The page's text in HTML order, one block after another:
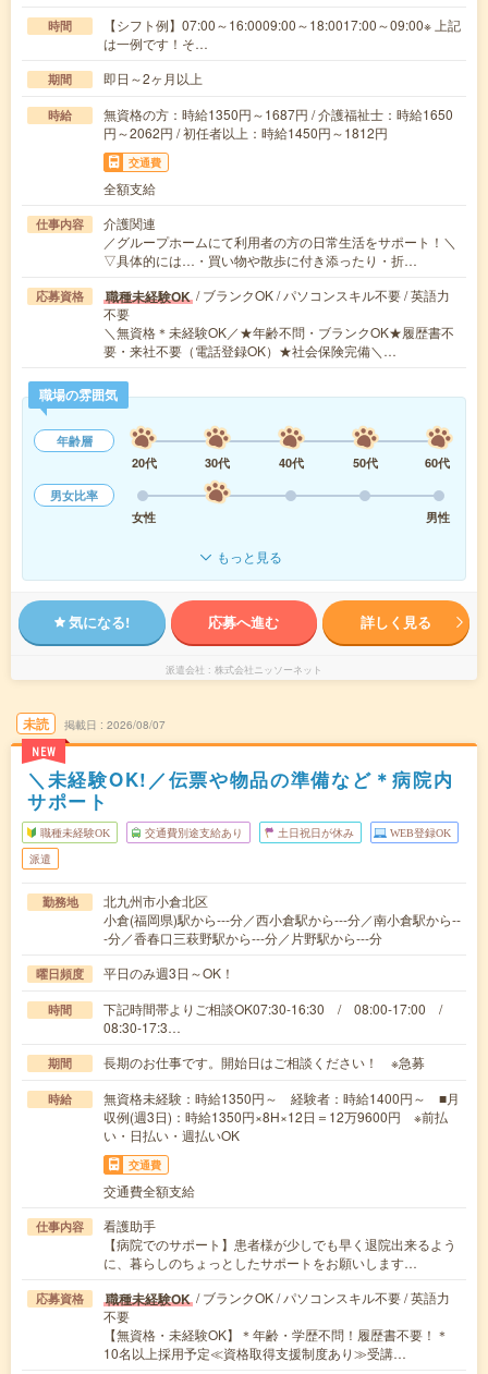
時間
【シフト例】07:00～16:0009:00～18:0017:00～09:00※ 上記
は一例です！そ…
期間 即日～2ヶ月以上
時給
無資格の方：時給1350円～1687円 / 介護福祉士：時給1650
円～2062円 / 初任者以上：時給1450円～1812円
交通費
全額支給
仕事内容
介護関連
／グループホームにて利用者の方の日常生活をサポート！＼
▽具体的には…・買い物や散歩に付き添ったり・折…
応募資格 職種未経験OK / ブランクOK / パソコンスキル不要 / 英語力
不要
＼無資格＊未経験OK／★年齢不問・ブランクOK★履歴書不
要・来社不要（電話登録OK）★社会保険完備＼…
職場の雰囲気
年齢層
20代
30代 40代 50代
60代
男女比率
女性
男性
もっと見る
気になる! 応募へ進む 詳しく見る
派遣会社 株式会社ニッソーネット
未読
NEW
掲載日 2026/08/07
＼未経験OK!／伝票や物品の準備など＊病院内
サポート
職種未経験OK 交通費別途支給あり 土日祝日が休み WEB登録OK
派遣
勤務地
北九州市小倉北区
小倉(福岡県)駅から---分／西小倉駅から---分／南小倉駅から--
-分／香春口三萩野駅から---分／片野駅から---分
曜日頻度 平日のみ週3日～OK！
時間
下記時間帯よりご相談OK07:30-16:30 / 08:00-17:00 /
08:30-17:3…
期間 長期のお仕事です。開始日はご相談ください！ ※急募
時給
無資格未経験：時給1350円～ 経験者：時給1400円～ ■月
収例(週3日)：時給1350円×8H×12日＝12万9600円 ※前払
い・日払い・週払いOK
交通費
交通費全額支給
仕事内容
看護助手
【病院でのサポート】患者様が少しでも早く退院出来るよう
に、暮らしのちょっとしたサポートをお願いします…
応募資格 職種未経験OK / ブランクOK / パソコンスキル不要 / 英語力
不要
【無資格・未経験OK】＊年齢・学歴不問！履歴書不要！＊
10名以上採用予定≪資格取得支援制度あり≫受講…